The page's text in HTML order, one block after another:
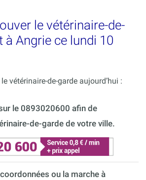
le vétérinaire-de-
à Angrie ce lundi 10
vétérinaire-de-garde aujourd’hui :
le 0893020600 afin de
de-garde de votre ville.
ou la marche à